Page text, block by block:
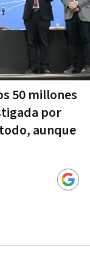
50 millones
por
aunque